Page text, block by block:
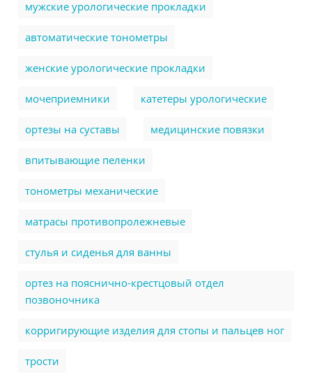
мужские урологические прокладки
автоматические тонометры
женские урологические прокладки
мочеприемники катетеры урологические
ортезы на суставы медицинские повязки
впитывающие пеленки
тонометры механические
матрасы противопролежневые
стулья и сиденья для ванны
ортез на пояснично-крестцовый отдел
позвоночника
корригирующие изделия для стопы и пальцев ног
трости